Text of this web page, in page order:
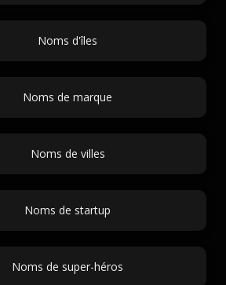
Noms d'îles
Noms de marque
Noms de villes
Noms de startup
Noms de super-héros